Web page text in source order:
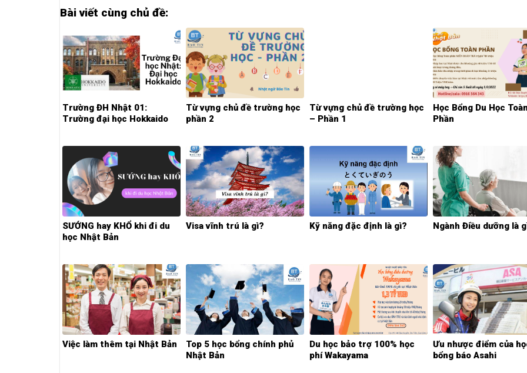
Bài viết cùng chủ đề:
Trường ĐH Nhật 01:
Trường đại học Hokkaido
Từ vựng chủ đề trường học
phần 2
Từ vựng chủ đề trường học
– Phần 1
Học Bổng Du Học
Phần
SƯỚNG hay KHỔ khi đi du
học Nhật Bản
Visa vĩnh trú là gì? Kỹ năng đặc định là gì? Ngành Điều dưỡng là
Việc làm thêm tại Nhật Bản
Top 5 học bổng chính phủ
Nhật Bản
Du học bảo trợ 100% học
phí Wakayama
Ưu nhược điểm của
bổng báo Asahi